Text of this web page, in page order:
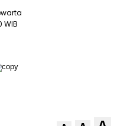
WIB